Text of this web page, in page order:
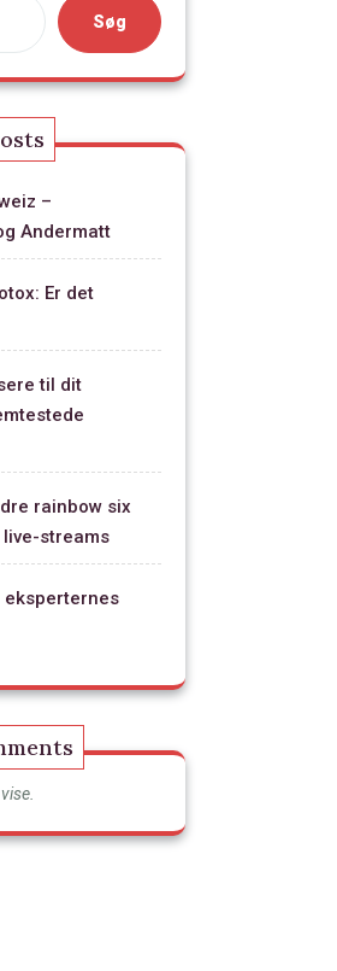
Søg
–
Andermatt
Er det
til dit
rainbow six
streams
eksperternes